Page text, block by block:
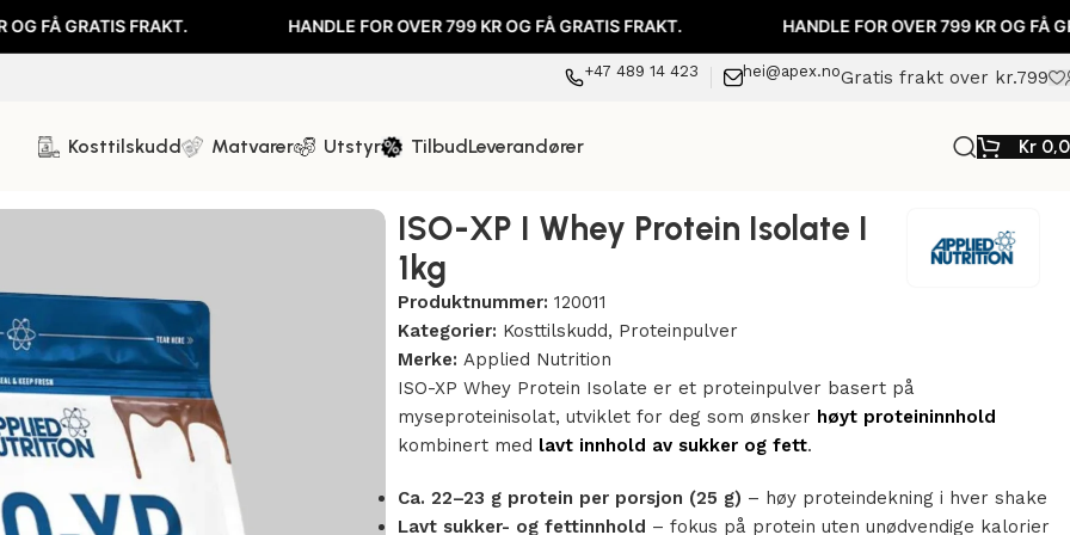
FRAKT. HANDLE FOR OVER 799 KR OG FÅ GRATIS FRAKT. HANDLE FOR OVER 799 KR OG FÅ GRATIS
+47 489 14 423 hei@apex.noGratis frakt over kr.799
Kosttilskudd Matvarer Utstyr TilbudLeverandører Kr
ISO-XP I Whey Protein Isolate I
1kg
Produktnummer:120011
Kategorier: Kosttilskudd, Proteinpulver
Merke: Applied Nutrition
ISO-XP Whey Protein Isolate er et proteinpulver basert på
myseproteinisolat, utviklet for deg som ønsker høyt proteininnhold
kombinert med lavt innhold av sukker og fett.
Ca. 22–23 g protein per porsjon (25 g) – høy proteindekning i hver shake
Lavt sukker- og fettinnhold – fokus på protein uten unødvendige kalorier